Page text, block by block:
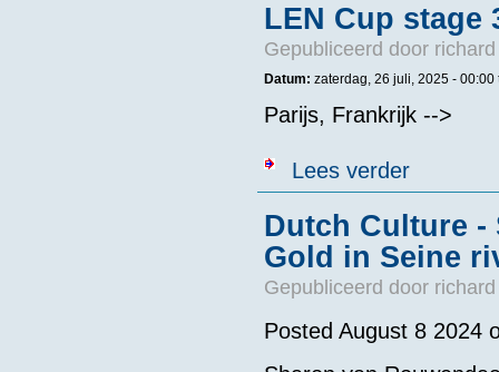
LEN Cup stage
Gepubliceerd door
Datum: zaterdag, 26 juli, 2025 - 00:00
Parijs, Frankrijk -->
Lees verderover LEN Cup
Dutch Culture -
Gold in Seine
Gepubliceerd door
Posted August 8 2024